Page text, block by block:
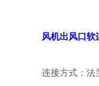
风机出风口软
连接方式：法兰